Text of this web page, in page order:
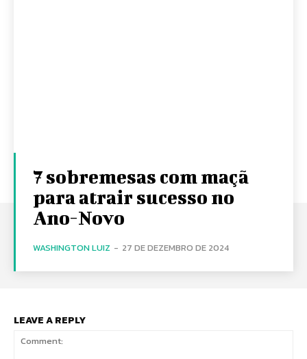
7 sobremesas com maçã
para atrair sucesso no
Ano-Novo
WASHINGTON LUIZ - 27 DE DEZEMBRO DE 2024
LEAVE A REPLY